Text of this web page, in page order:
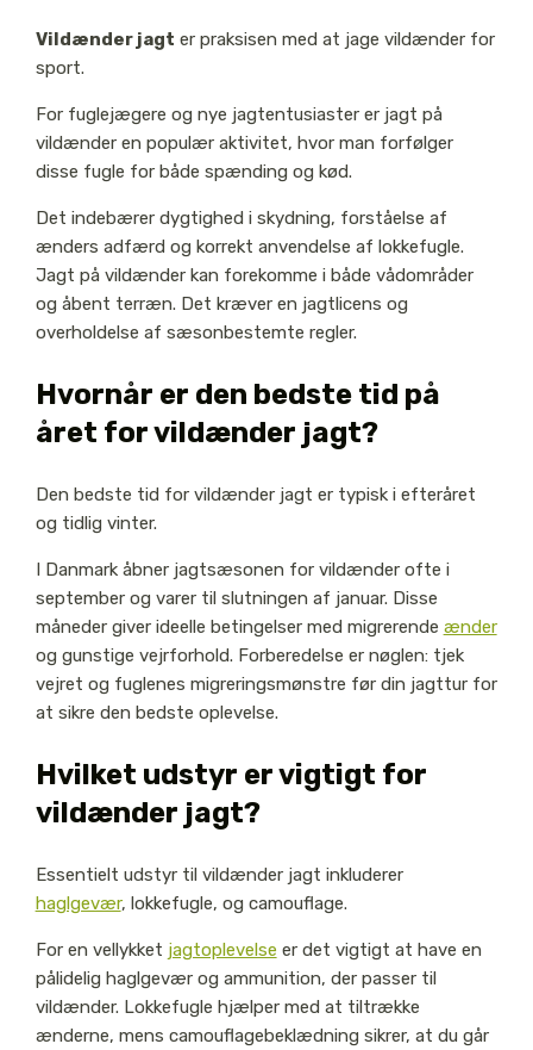
Vildænder jagt er praksisen med at jage vildænder for
sport.
For fuglejægere og nye jagtentusiaster er jagt på
vildænder en populær aktivitet, hvor man forfølger
disse fugle for både spænding og kød.
Det indebærer dygtighed i skydning, forståelse af
ænders adfærd og korrekt anvendelse af lokkefugle.
Jagt på vildænder kan forekomme i både vådområder
og åbent terræn. Det kræver en jagtlicens og
overholdelse af sæsonbestemte regler.
Hvornår er den bedste tid på
året for vildænder jagt?
Den bedste tid for vildænder jagt er typisk i efteråret
og tidlig vinter.
I Danmark åbner jagtsæsonen for vildænder ofte i
september og varer til slutningen af januar. Disse
måneder giver ideelle betingelser med migrerende ænder
og gunstige vejrforhold. Forberedelse er nøglen: tjek
vejret og fuglenes migreringsmønstre før din jagttur for
at sikre den bedste oplevelse.
Hvilket udstyr er vigtigt for
vildænder jagt?
Essentielt udstyr til vildænder jagt inkluderer
haglgevær, lokkefugle, og camouflage.
For en vellykket jagtoplevelse er det vigtigt at have en
pålidelig haglgevær og ammunition, der passer til
vildænder. Lokkefugle hjælper med at tiltrække
ænderne, mens camouflagebeklædning sikrer, at du går